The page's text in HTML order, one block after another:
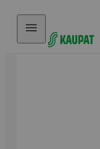
Hyppää sisältöön